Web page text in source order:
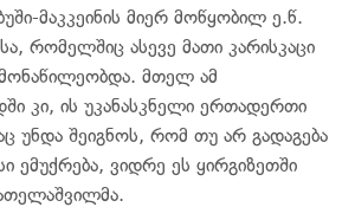
მაკკეინის მიერ მოწყობილ ე.წ.
რომელშიც ასევე მათი კარისკაცი
მთელ ამ
კი, ის უკანასკნელი ერთადერთი
უნდა შეიგნოს, რომ თუ არ გადაგება
ემუქრება, ვიდრე ეს ყირგიზეთში